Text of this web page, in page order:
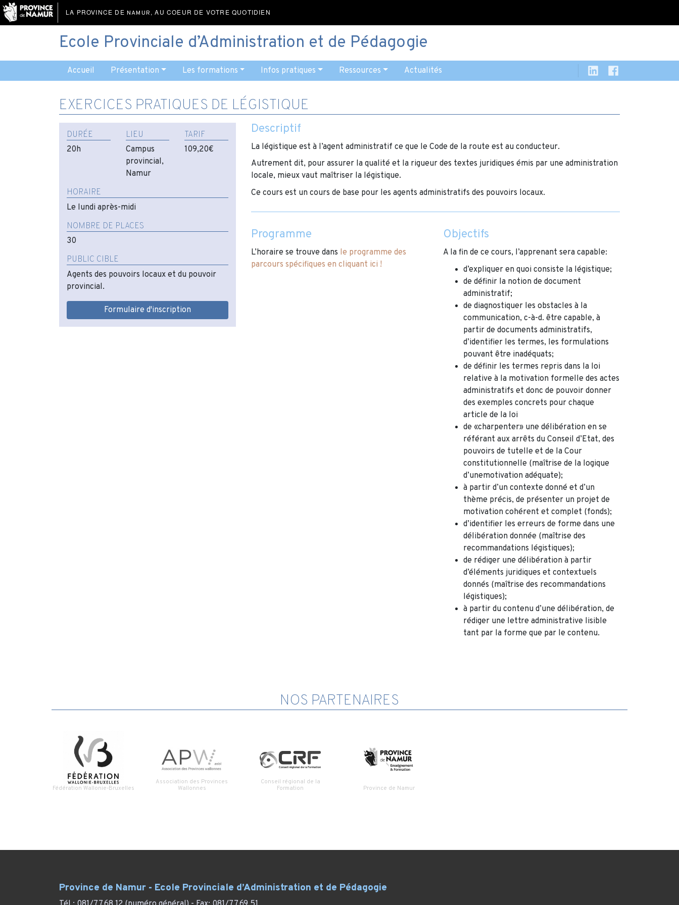
LA PROVINCE DE NAMUR, AU COEUR DE VOTRE QUOTIDIEN
Ecole Provinciale d’Administration et de Pédagogie
Accueil Présentation Les formations Infos pratiques Ressources Actualités
EXERCICES PRATIQUES DE LÉGISTIQUE
DURÉE
20h
LIEU
Campus
provincial,
Namur
TARIF
109,20€
HORAIRE
Le lundi après-midi
NOMBRE DE PLACES
30
PUBLIC CIBLE
Agents des pouvoirs locaux et du pouvoir
provincial.
Formulaire d'inscription
Descriptif
La légistique est à l’agent administratif ce que le Code de la route est au conducteur.
Autrement dit, pour assurer la qualité et la rigueur des textes juridiques émis par une administration
locale, mieux vaut maîtriser la légistique.
Ce cours est un cours de base pour les agents administratifs des pouvoirs locaux.
Programme
L’horaire se trouve dans le programme des
parcours spécifiques en cliquant ici !
Objectifs
A la fin de ce cours, l’apprenant sera capable:
d’expliquer en quoi consiste la légistique;
de définir la notion de document
administratif;
de diagnostiquer les obstacles à la
communication, c-à-d. être capable, à
partir de documents administratifs,
d’identifier les termes, les formulations
pouvant être inadéquats;
de définir les termes repris dans la loi
relative à la motivation formelle des actes
administratifs et donc de pouvoir donner
des exemples concrets pour chaque
article de la loi
de «charpenter» une délibération en se
référant aux arrêts du Conseil d’Etat, des
pouvoirs de tutelle et de la Cour
constitutionnelle (maîtrise de la logique
d’unemotivation adéquate);
à partir d’un contexte donné et d’un
thème précis, de présenter un projet de
motivation cohérent et complet (fonds);
d’identifier les erreurs de forme dans une
délibération donnée (maîtrise des
recommandations légistiques);
de rédiger une délibération à partir
d’éléments juridiques et contextuels
donnés (maîtrise des recommandations
légistiques);
à partir du contenu d’une délibération, de
rédiger une lettre administrative lisible
tant par la forme que par le contenu.
NOS PARTENAIRES
Fédération Wallonie-Bruxelles
Association des Provinces
Wallonnes
Conseil régional de la
Formation
Province de Namur
Province de Namur - Ecole Provinciale d’Administration et de Pédagogie